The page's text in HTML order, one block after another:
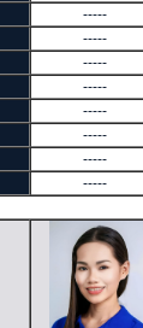
-----
-----
-----
-----
-----
-----
-----
-----